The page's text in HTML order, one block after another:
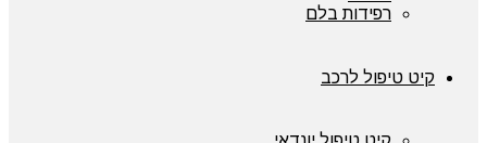
רפידות בלם
קיט טיפול לרכב